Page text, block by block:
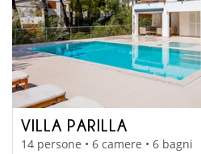
VILLA PARILLA
14 persone • 6 camere • 6 bagni